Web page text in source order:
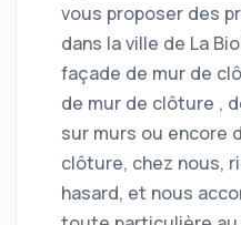
vous proposer des
dans la ville de La
façade de mur de
de mur de clôture ,
sur murs ou encore
clôture, chez nous,
hasard, et nous